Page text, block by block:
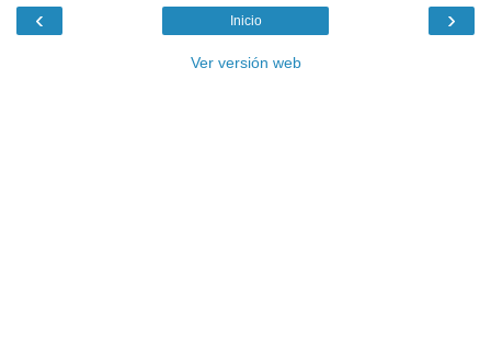
‹ ›
Inicio
Ver versión web